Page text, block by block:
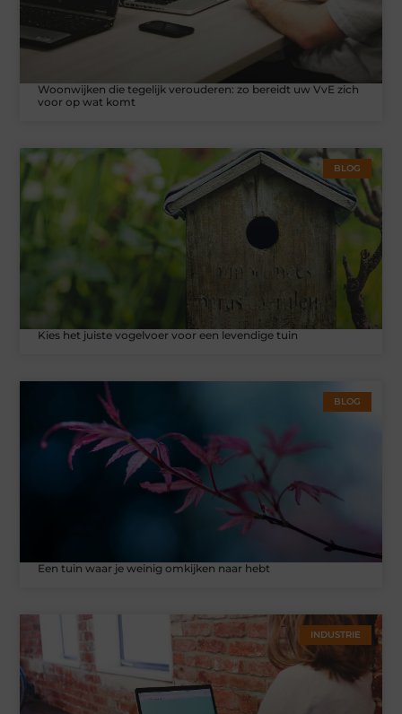
Woonwijken die tegelijk verouderen: zo bereidt uw VvE zich
voor op wat komt
BLOG
Kies het juiste vogelvoer voor een levendige tuin
BLOG
Een tuin waar je weinig omkijken naar hebt
INDUSTRIE